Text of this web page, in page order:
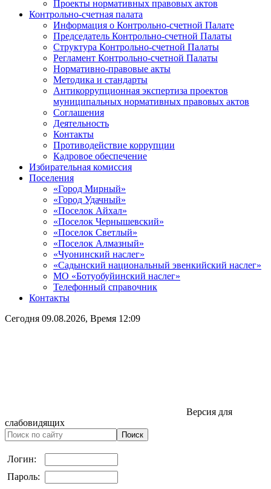
Проекты нормативных правовых актов
Контрольно-счетная палата
Информация о Контрольно-счетной Палате
Председатель Контрольно-счетной Палаты
Структура Контрольно-счетной Палаты
Регламент Контрольно-счетной Палаты
Нормативно-правовые акты
Методика и стандарты
Антикоррупционная экспертиза проектов
муниципальных нормативных правовых актов
Соглашения
Деятельность
Контакты
Противодействие коррупции
Кадровое обеспечение
Избирательная комиссия
Поселения
«Город Мирный»
«Город Удачный»
«Поселок Айхал»
«Поселок Чернышевский»
«Поселок Светлый»
«Поселок Алмазный»
«Чуонинский наслег»
«Садынский национальный эвенкийский наслег»
МО «Ботуобуйинский наслег»
Телефонный справочник
Контакты
Сегодня 09.08.2026, Время 12:09
Версия для
слабовидящих
Логин:
Пароль: